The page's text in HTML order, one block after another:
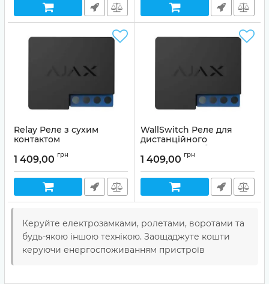
Relay Реле з сухим
контактом
1 409,00 грн
WallSwitch Реле для
дистанційного
керування побутовими
приладами
Артикул: 99-00000103
1 409,00 грн
Керуйте електрозамками, ролетами, воротами та
будь-якою іншою технікою. Заощаджуте кошти
керуючи енергоспоживанням пристроїв